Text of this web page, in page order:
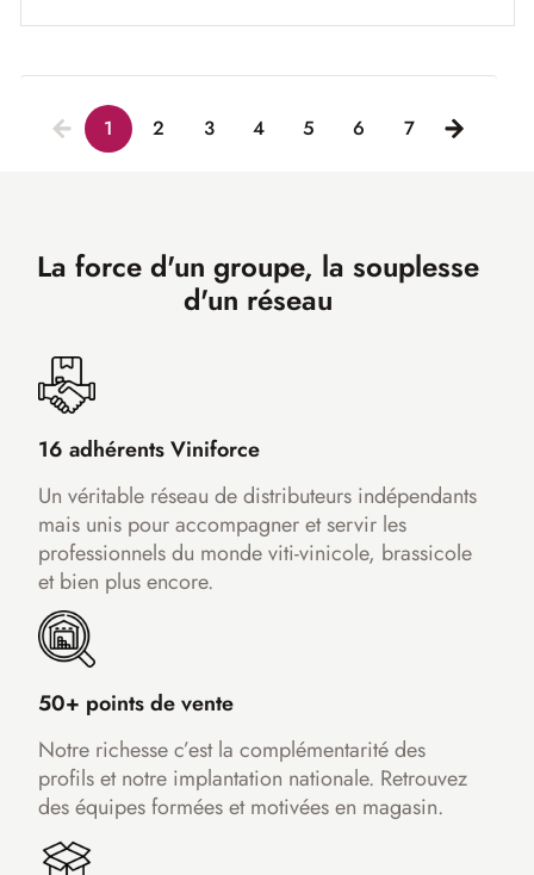
1 2 3 4 5 6 7
La force d'un groupe, la souplesse
d'un réseau
16 adhérents Viniforce
Un véritable réseau de distributeurs indépendants
mais unis pour accompagner et servir les
professionnels du monde viti-vinicole, brassicole
et bien plus encore.
50+ points de vente
Notre richesse c’est la complémentarité des
profils et notre implantation nationale. Retrouvez
des équipes formées et motivées en magasin.